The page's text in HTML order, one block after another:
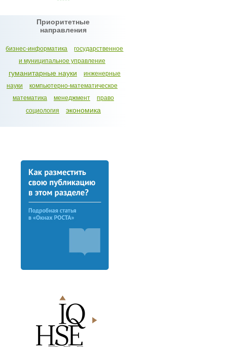
Приоритетные
направления
бизнес-информатика
государственное
и муниципальное управление
гуманитарные науки
инженерные
науки
компьютерно-математическое
математика
менеджмент
право
социология
экономика